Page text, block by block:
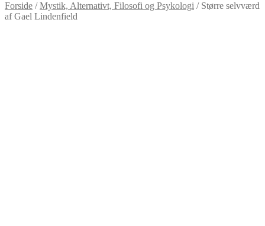
Forside /Mystik, Alternativt, Filosofi og Psykologi / Større selvværd
af Gael Lindenfield